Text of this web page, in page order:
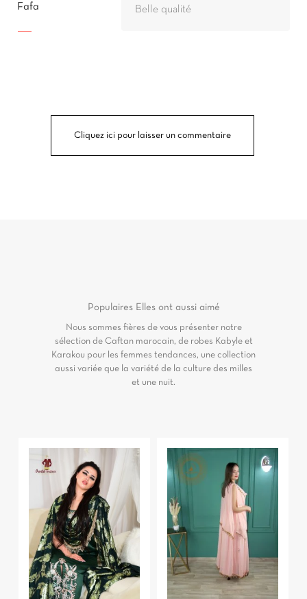
Cliquez ici pour laisser un commentaire
Fafa Belle qualité
Populaires Elles ont aussi aimé
Nous sommes fières de vous présenter notre
sélection de Caftan marocain, de robes Kabyle et
Karakou pour les femmes tendances, une collection
aussi variée que la variété de la culture des milles
et une nuit.